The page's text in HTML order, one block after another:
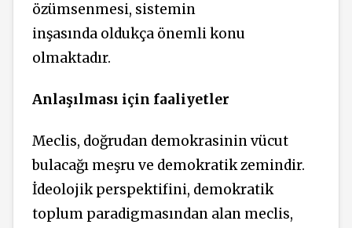
özümsenmesi, sistemin
inşasında oldukça önemli konu
olmaktadır.
Anlaşılması için faaliyetler
Meclis, doğrudan demokrasinin vücut
bulacağı meşru ve demokratik zemindir.
İdeolojik perspektifini, demokratik
toplum paradigmasından alan meclis,